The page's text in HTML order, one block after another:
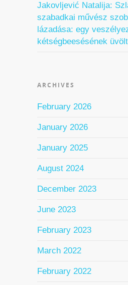
Jakovljević Natalija:
szabadkai művész
lázadása: egy
kétségbeesésének
ARCHIVES
February 2026
January 2026
January 2025
August 2024
December 2023
June 2023
February 2023
March 2022
February 2022